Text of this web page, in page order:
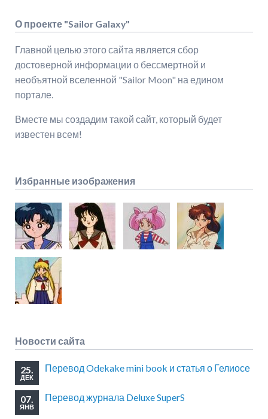
О проекте "Sailor Galaxy"
Главной целью этого сайта является сбор
достоверной информации о бессмертной и
необъятной вселенной "Sailor Moon" на едином
портале.
Вместе мы создадим такой сайт, который будет
известен всем!
Избранные изображения
Новости сайта
25.
ДЕК
Перевод Odekake mini book и статья о Гелиосе
07.
ЯНВ
Перевод журнала Deluxe SuperS